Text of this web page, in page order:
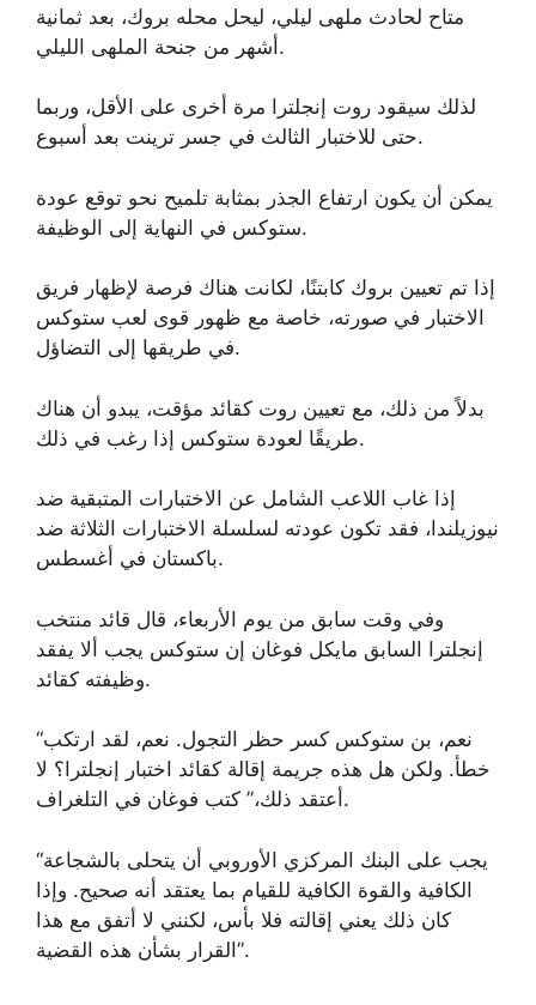
متاح لحادث ملهى ليلي، ليحل محله بروك، بعد ثمانية
أشهر من جنحة الملهى الليلي.
لذلك سيقود روت إنجلترا مرة أخرى على الأقل، وربما
حتى للاختبار الثالث في جسر ترينت بعد أسبوع.
يمكن أن يكون ارتفاع الجذر بمثابة تلميح نحو توقع عودة
ستوكس في النهاية إلى الوظيفة.
إذا تم تعيين بروك كابتنًا، لكانت هناك فرصة لإظهار فريق
الاختبار في صورته، خاصة مع ظهور قوى لعب ستوكس
في طريقها إلى التضاؤل.
بدلاً من ذلك، مع تعيين روت كقائد مؤقت، يبدو أن هناك
طريقًا لعودة ستوكس إذا رغب في ذلك.
إذا غاب اللاعب الشامل عن الاختبارات المتبقية ضد
نيوزيلندا، فقد تكون عودته لسلسلة الاختبارات الثلاثة ضد
باكستان في أغسطس.
وفي وقت سابق من يوم الأربعاء، قال قائد منتخب
إنجلترا السابق مايكل فوغان إن ستوكس يجب ألا يفقد
وظيفته كقائد.
“نعم، بن ستوكس كسر حظر التجول. نعم، لقد ارتكب
خطأ. ولكن هل هذه جريمة إقالة كقائد اختبار إنجلترا؟ لا
أعتقد ذلك،” كتب فوغان في التلغراف.
“يجب على البنك المركزي الأوروبي أن يتحلى بالشجاعة
الكافية والقوة الكافية للقيام بما يعتقد أنه صحيح. وإذا
كان ذلك يعني إقالته فلا بأس، لكنني لا أتفق مع هذا
القرار بشأن هذه القضية”.